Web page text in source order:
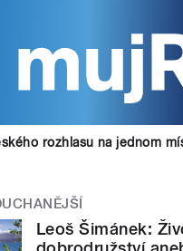
rozhlasu na jednom
Leoš Šimánek: